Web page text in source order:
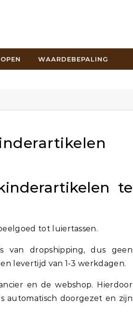
WAARDEBEPALING
te
tot luiertassen.
van dropshipping, dus geen
levertijd van 1-3 werkdagen.
en de webshop. Hierdoor
automatisch doorgezet en zijn